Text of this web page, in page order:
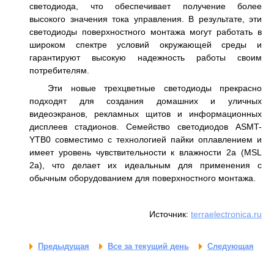
светодиода, что обеспечивает получение более
высокого значения тока управления. В результате, эти
светодиоды поверхностного монтажа могут работать в
широком спектре условий окружающей среды и
гарантируют высокую надежность работы своим
потребителям.
Эти новые трехцветные светодиоды прекрасно
подходят для создания домашних и уличных
видеоэкранов, рекламных щитов и информационных
дисплеев стадионов. Семейство светодиодов ASMT-
YTB0 совместимо с технологией пайки оплавлением и
имеет уровень чувствительности к влажности 2a (MSL
2a), что делает их идеальным для применения с
обычным оборудованием для поверхностного монтажа.
Источник: terraelectronica.ru
Предыдущая Все за текущий день Следующая